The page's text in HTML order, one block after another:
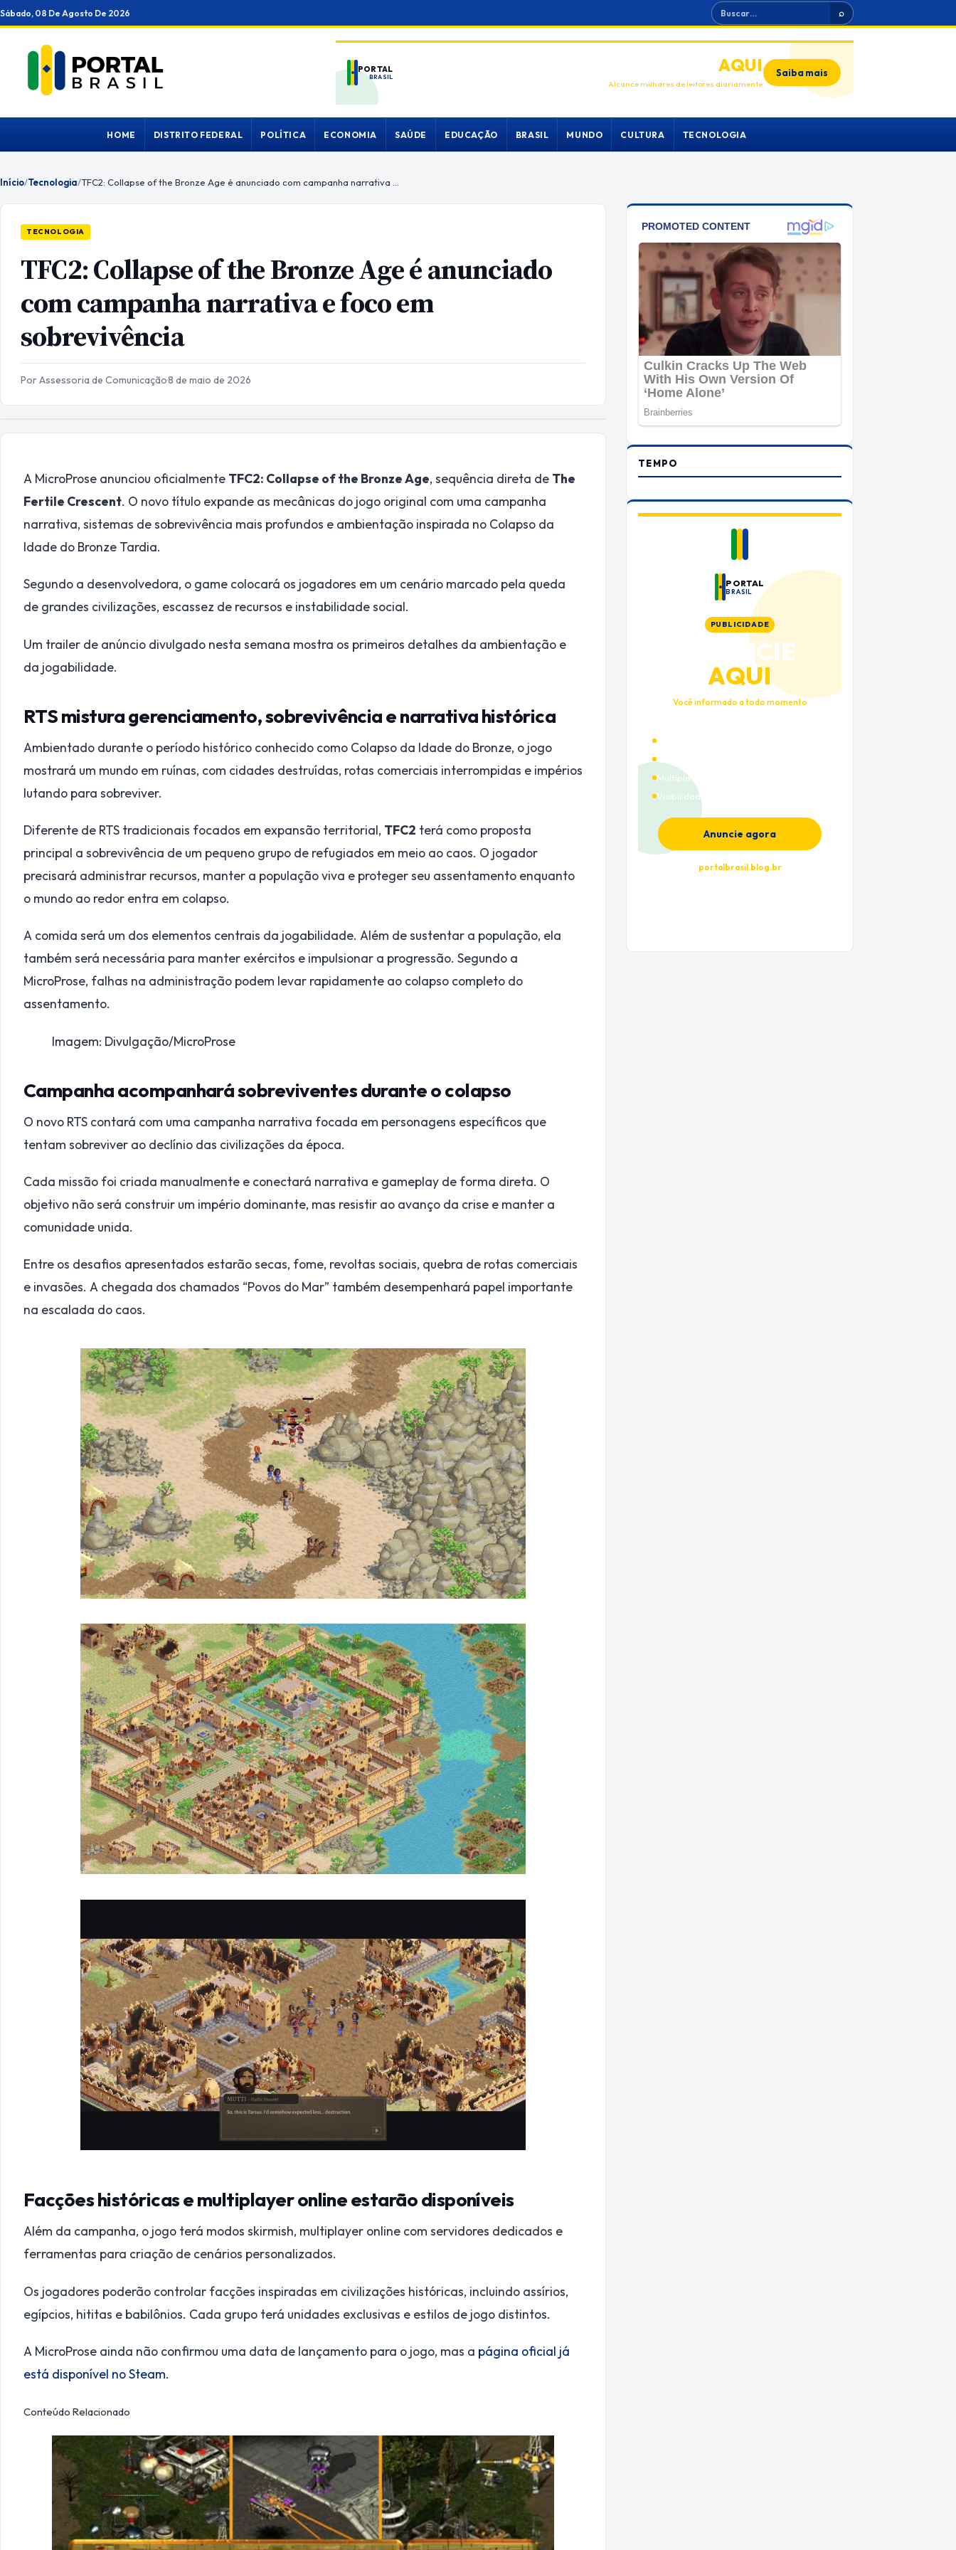
Ir
para
conteúdo
Sábado, 08 De Agosto De 2026 Buscar ⌕
PORTAL
BRASIL
ANUNCIEAQUI
Alcance milhares de leitores diariamente
Saiba mais
HOME DISTRITO FEDERAL POLÍTICA ECONOMIA SAÚDE EDUCAÇÃO BRASIL MUNDO CULTURA TECNOLOGIA
Início/Tecnologia/
TECNOLOGIA
TFC2: Collapse of the Bronze Age é anunciado
com campanha narrativa e foco em
sobrevivência
Por Assessoria de Comunicação·8 de maio de 2026
A MicroProse anunciou oficialmente TFC2: Collapse of the Bronze Age, sequência direta de The
Fertile Crescent. O novo título expande as mecânicas do jogo original com uma campanha
narrativa, sistemas de sobrevivência mais profundos e ambientação inspirada no Colapso da
Idade do Bronze Tardia.
Segundo a desenvolvedora, o game colocará os jogadores em um cenário marcado pela queda
de grandes civilizações, escassez de recursos e instabilidade social.
Um trailer de anúncio divulgado nesta semana mostra os primeiros detalhes da ambientação e
da jogabilidade.
RTS mistura gerenciamento, sobrevivência e narrativa histórica
Ambientado durante o período histórico conhecido como Colapso da Idade do Bronze, o jogo
mostrará um mundo em ruínas, com cidades destruídas, rotas comerciais interrompidas e impérios
lutando para sobreviver.
Diferente de RTS tradicionais focados em expansão territorial, TFC2 terá como proposta
principal a sobrevivência de um pequeno grupo de refugiados em meio ao caos. O jogador
precisará administrar recursos, manter a população viva e proteger seu assentamento enquanto
o mundo ao redor entra em colapso.
A comida será um dos elementos centrais da jogabilidade. Além de sustentar a população, ela
também será necessária para manter exércitos e impulsionar a progressão. Segundo a
MicroProse, falhas na administração podem levar rapidamente ao colapso completo do
assentamento.
Imagem: Divulgação/MicroProse
Campanha acompanhará sobreviventes durante o colapso
O novo RTS contará com uma campanha narrativa focada em personagens específicos que
tentam sobreviver ao declínio das civilizações da época.
Cada missão foi criada manualmente e conectará narrativa e gameplay de forma direta. O
objetivo não será construir um império dominante, mas resistir ao avanço da crise e manter a
comunidade unida.
Entre os desafios apresentados estarão secas, fome, revoltas sociais, quebra de rotas comerciais
e invasões. A chegada dos chamados “Povos do Mar” também desempenhará papel importante
na escalada do caos.
Facções históricas e multiplayer online estarão disponíveis
Além da campanha, o jogo terá modos skirmish, multiplayer online com servidores dedicados e
ferramentas para criação de cenários personalizados.
Os jogadores poderão controlar facções inspiradas em civilizações históricas, incluindo assírios,
egípcios, hititas e babilônios. Cada grupo terá unidades exclusivas e estilos de jogo distintos.
A MicroProse ainda não confirmou uma data de lançamento para o jogo, mas a página oficial já
está disponível no Steam.
Conteúdo Relacionado
TEMPO
PORTAL
BRASIL
PUBLICIDADE
ANUNCIE
AQUI
Você informado a todo momento
Cobertura nacional
Múltiplas categorias
Visibilidade premium
Anuncie agora
portalbrasil.blog.br